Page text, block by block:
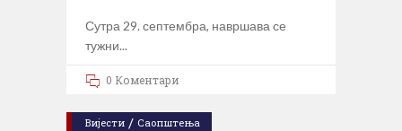
Сутра 29. септембра, навршава се
тужни
0 Коментари
Вијести / Саопштења